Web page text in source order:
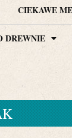
CIEKAWE
DREWNIE